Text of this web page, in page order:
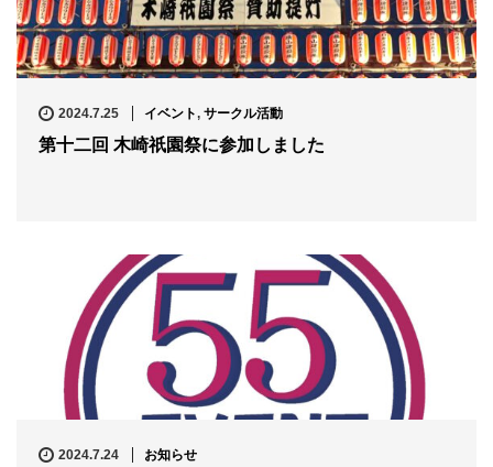
2024.7.25 イベント, サークル活動
第十二回 木崎祇園祭に参加しました
2024.7.24 お知らせ